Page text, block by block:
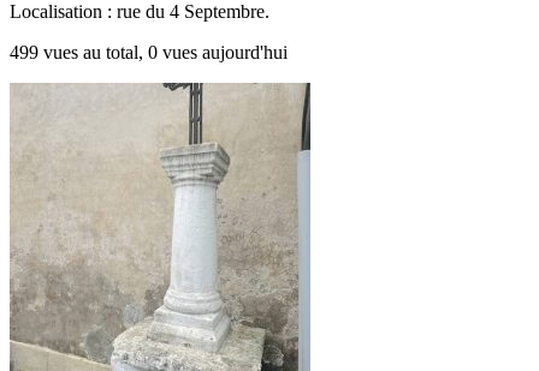
Localisation : rue du 4 Septembre.
499 vues au total, 0 vues aujourd'hui